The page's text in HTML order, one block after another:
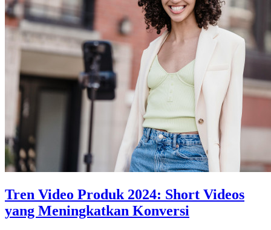
Tren Video Produk 2024: Short Videos
yang Meningkatkan Konversi